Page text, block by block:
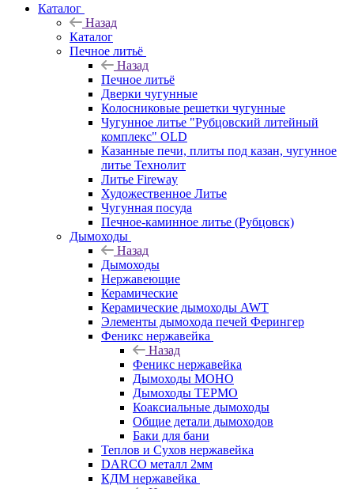
Каталог
Назад
Каталог
Печное литьё
Назад
Печное литьё
Дверки чугунные
Колосниковые решетки чугунные
Чугунное литье "Рубцовский литейный
комплекс" OLD
Казанные печи, плиты под казан, чугунное
литье Технолит
Литье Fireway
Художественное Литье
Чугунная посуда
Печное-каминное литье (Рубцовск)
Дымоходы
Назад
Дымоходы
Нержавеющие
Керамические
Керамические дымоходы AWT
Элементы дымохода печей Ферингер
Феникс нержавейка
Назад
Феникс нержавейка
Дымоходы МОНО
Дымоходы ТЕРМО
Коаксиальные дымоходы
Общие детали дымоходов
Баки для бани
Теплов и Сухов нержавейка
DARCO металл 2мм
КДМ нержавейка